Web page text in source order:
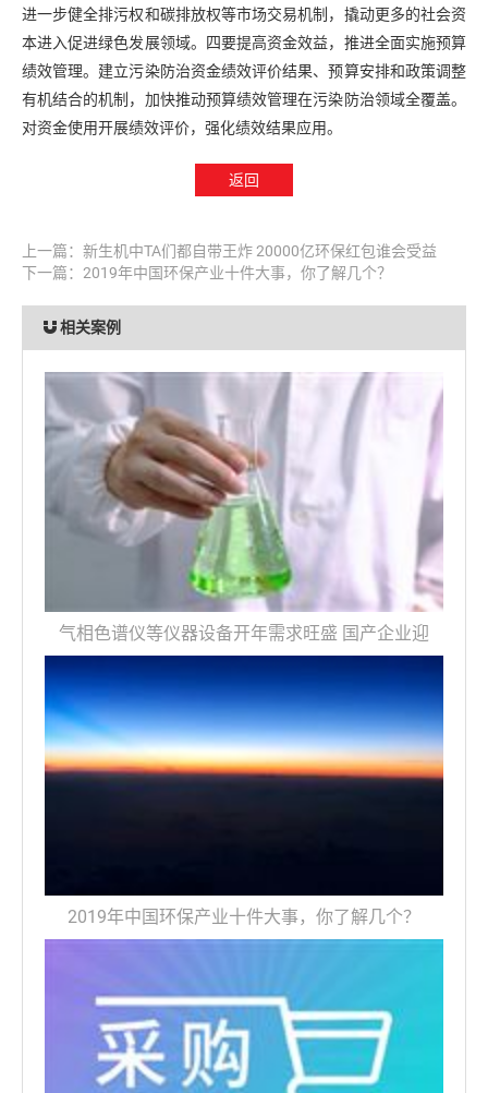
进一步健全排污权和碳排放权等市场交易机制，撬动更多的社会资
本进入促进绿色发展领域。四要提高资金效益，推进全面实施预算
绩效管理。建立污染防治资金绩效评价结果、预算安排和政策调整
有机结合的机制，加快推动预算绩效管理在污染防治领域全覆盖。
对资金使用开展绩效评价，强化绩效结果应用。
返回
上一篇： 新生机中TA们都自带王炸 20000亿环保红包谁会受益
下一篇： 2019年中国环保产业十件大事，你了解几个？
相关案例
气相色谱仪等仪器设备开年需求旺盛 国产企业迎
2019年中国环保产业十件大事，你了解几个？